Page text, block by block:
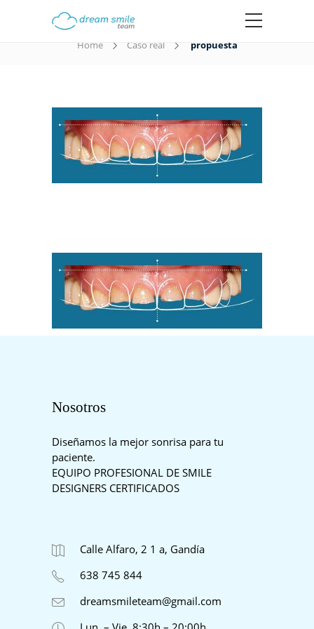
propuesta
Home Caso real propuesta
Nosotros
Diseñamos la mejor sonrisa para tu
paciente.
EQUIPO PROFESIONAL DE SMILE
DESIGNERS CERTIFICADOS
Calle Alfaro, 2 1 a, Gandía
638 745 844
dreamsmileteam@gmail.com